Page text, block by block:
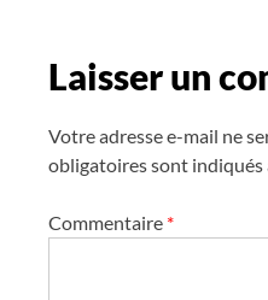
s
r
t
c
Laisser un
Votre adresse e-mail ne
obligatoires sont indiqués
Commentaire *